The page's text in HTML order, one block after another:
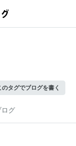
のタグでブログを書く
ログ